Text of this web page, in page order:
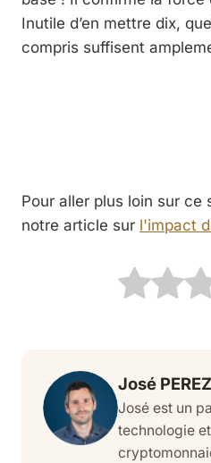
Inutile d’en mettre dix,
compris suffisent
Pour aller plus loin sur ce
notre article sur l'impact
José PEREZ
José est un
technologie